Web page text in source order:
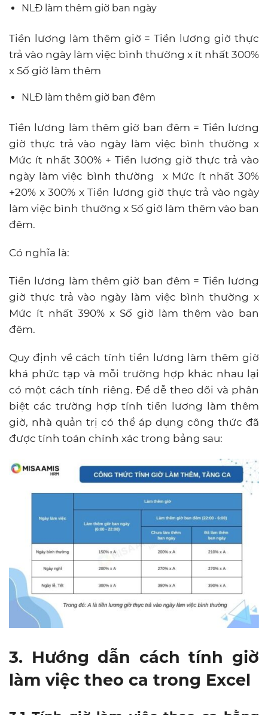
NLĐ làm thêm giờ ban ngày
Tiền lương làm thêm giờ = Tiền lương giờ thực
trả vào ngày làm việc bình thường x ít nhất 300%
x Số giờ làm thêm
NLĐ làm thêm giờ ban đêm
Tiền lương làm thêm giờ ban đêm = Tiền lương
giờ thực trả vào ngày làm việc bình thường x
Mức ít nhất 300% + Tiền lương giờ thực trả vào
ngày làm việc bình thường x Mức ít nhất 30%
+20% x 300% x Tiền lương giờ thực trả vào ngày
làm việc bình thường x Số giờ làm thêm vào ban
đêm.
Có nghĩa là:
Tiền lương làm thêm giờ ban đêm = Tiền lương
giờ thực trả vào ngày làm việc bình thường x
Mức ít nhất 390% x Số giờ làm thêm vào ban
đêm.
Quy định về cách tính tiền lương làm thêm giờ
khá phức tạp và mỗi trường hợp khác nhau lại
có một cách tính riêng. Để dễ theo dõi và phân
biệt các trường hợp tính tiền lương làm thêm
giờ, nhà quản trị có thể áp dụng công thức đã
được tính toán chính xác trong bảng sau:
3. Hướng dẫn cách tính giờ
làm việc theo ca trong Excel